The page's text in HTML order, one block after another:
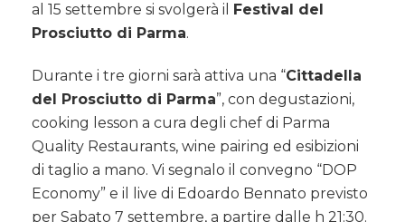
al 15 settembre si svolgerà il Festival del
Prosciutto di Parma.
Durante i tre giorni sarà attiva una “Cittadella
del Prosciutto di Parma”, con degustazioni,
cooking lesson a cura degli chef di Parma
Quality Restaurants, wine pairing ed esibizioni
di taglio a mano. Vi segnalo il convegno “DOP
Economy” e il live di Edoardo Bennato previsto
per Sabato 7 settembre, a partire dalle h 21:30.